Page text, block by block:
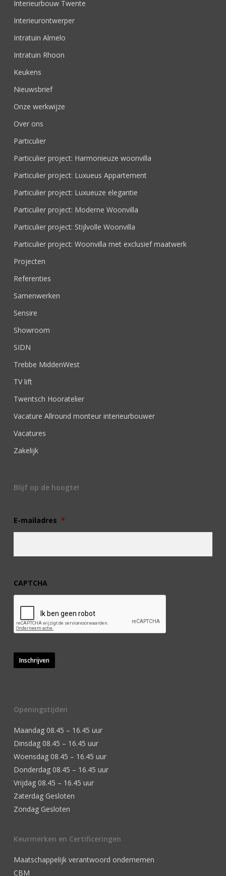
Interieurbouw Twente
Interieurontwerper
Intratuin Almelo
Intratuin Rhoon
Keukens
Nieuwsbrief
Onze werkwijze
Over ons
Particulier
Particulier project: Harmonieuze woonvilla
Particulier project: Luxueus Appartement
Particulier project: Luxueuze elegantie
Particulier project: Moderne Woonvilla
Particulier project: Stijlvolle Woonvilla
Particulier project: Woonvilla met exclusief maatwerk
Projecten
Referenties
Samenwerken
Sensire
Showroom
SIDN
Trebbe MiddenWest
TV lift
Twentsch Hooratelier
Vacature Allround monteur interieurbouwer
Vacatures
Zakelijk
Blijf op de hoogte!
E-mailadres *
CAPTCHA
Inschrijven
Openingstijden
Maandag 08.45 – 16.45 uur
Dinsdag 08.45 – 16.45 uur
Woensdag 08.45 – 16.45 uur
Donderdag 08.45 – 16.45 uur
Vrijdag 08.45 – 16.45 uur
Zaterdag Gesloten
Zondag Gesloten
Keurmerken en Certificeringen
Maatschappelijk verantwoord ondernemen
CBM